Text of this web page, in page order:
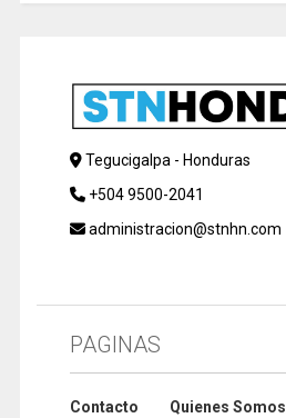
Tegucigalpa - Honduras
+504 9500-2041
administracion@stnhn.com
PAGINAS
Contacto
Quienes Somos